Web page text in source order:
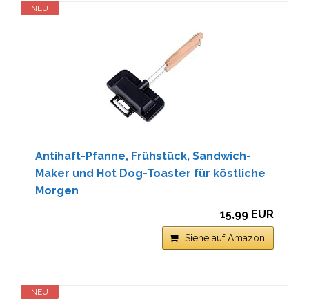
NEU
Antihaft-Pfanne, Frühstück, Sandwich-
Maker und Hot Dog-Toaster für köstliche
Morgen
15,99 EUR
Siehe auf Amazon
NEU